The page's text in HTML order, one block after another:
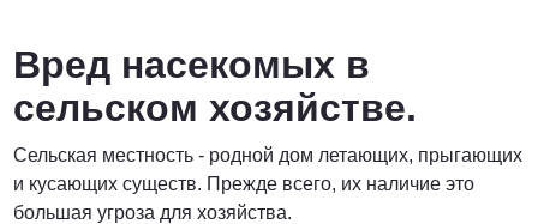
Вред насекомых в
сельском хозяйстве.
Сельская местность - родной дом летающих, прыгающих
и кусающих существ. Прежде всего, их наличие это
большая угроза для хозяйства.